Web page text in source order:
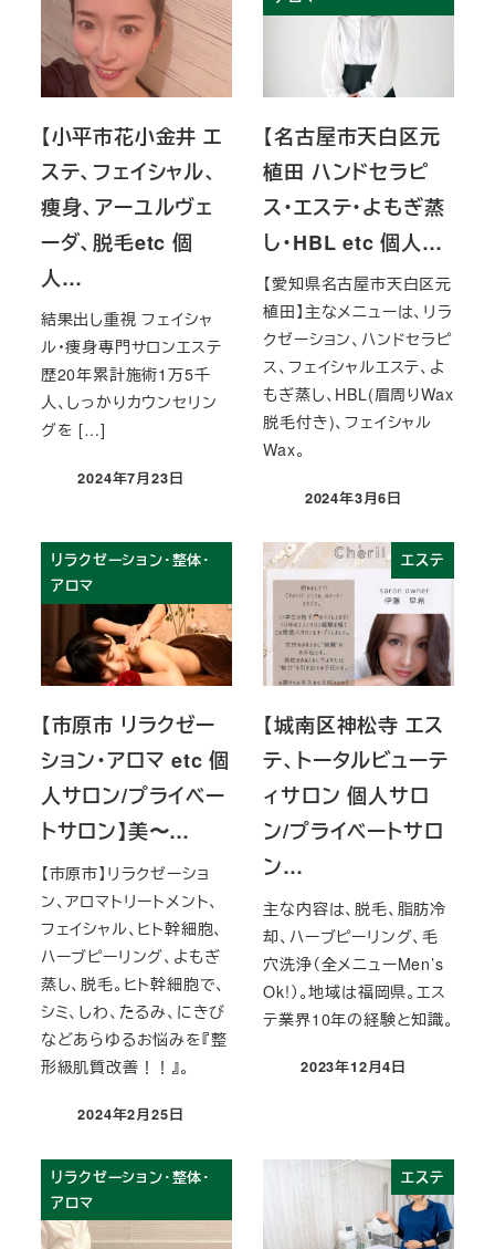
【小平市花小金井 エ
ステ、フェイシャル、
痩身、アーユルヴェ
ーダ、脱毛etc 個
人…
結果出し重視 フェイシャ
ル・痩身専門サロンエステ
歴20年累計施術1万5千
人、しっかりカウンセリン
グを […]
投稿日
2024年7月23日
【名古屋市天白区元
植田 ハンドセラピ
ス・エステ・よもぎ蒸
し・HBL etc 個人…
【愛知県名古屋市天白区元
植田】主なメニューは、リラ
クゼーション、ハンドセラピ
ス、フェイシャルエステ、よ
もぎ蒸し、HBL(眉周りWax
脱毛付き)、フェイシャル
Wax。
投稿日
2024年3月6日
リラクゼーション・整体・
アロマ
【市原市 リラクゼー
ション・アロマ etc 個
人サロン/プライベー
トサロン】美〜…
【市原市】リラクゼーショ
ン、アロマトリートメント、
フェイシャル、ヒト幹細胞、
ハーブピーリング、よもぎ
蒸し、脱毛。ヒト幹細胞で、
シミ、しわ、たるみ、にきび
などあらゆるお悩みを『整
形級肌質改善！！』。
投稿日
2024年2月25日
エステ
【城南区神松寺 エス
テ、トータルビューテ
ィサロン 個人サロ
ン/プライベートサロ
ン…
主な内容は、脱毛、脂肪冷
却、ハーブピーリング、毛
穴洗浄（全メニューMen’s
Ok!）。地域は福岡県。エス
テ業界10年の経験と知識。
投稿日
2023年12月4日
リラクゼーション・整体・
アロマ
エステ